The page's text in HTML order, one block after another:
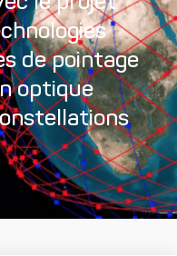
de pointage
optique